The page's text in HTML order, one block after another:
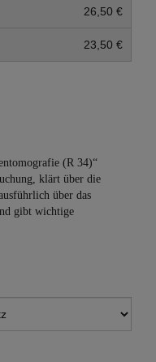
26,50 €
23,50 €
(R 34)“
klärt über die
über das
gibt wichtige